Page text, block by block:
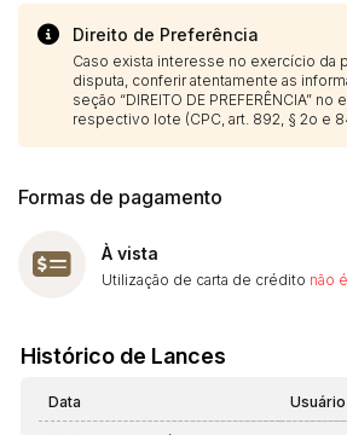
Direito de Preferência
Caso exista interesse no exercício da
disputa, conferir atentamente as
seção “DIREITO DE PREFERÊNCIA”
respectivo lote (CPC, art. 892, § 2o e
Formas de pagamento
À vista
Utilização de carta de crédito não
Histórico de Lances
Data Usuário